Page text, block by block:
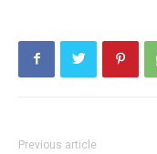
Previous article